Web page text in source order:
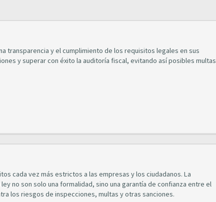
transparencia y el cumplimiento de los requisitos legales en sus
y superar con éxito la auditoría fiscal, evitando así posibles multas
cada vez más estrictos a las empresas y los ciudadanos. La
no son solo una formalidad, sino una garantía de confianza entre el
los riesgos de inspecciones, multas y otras sanciones.